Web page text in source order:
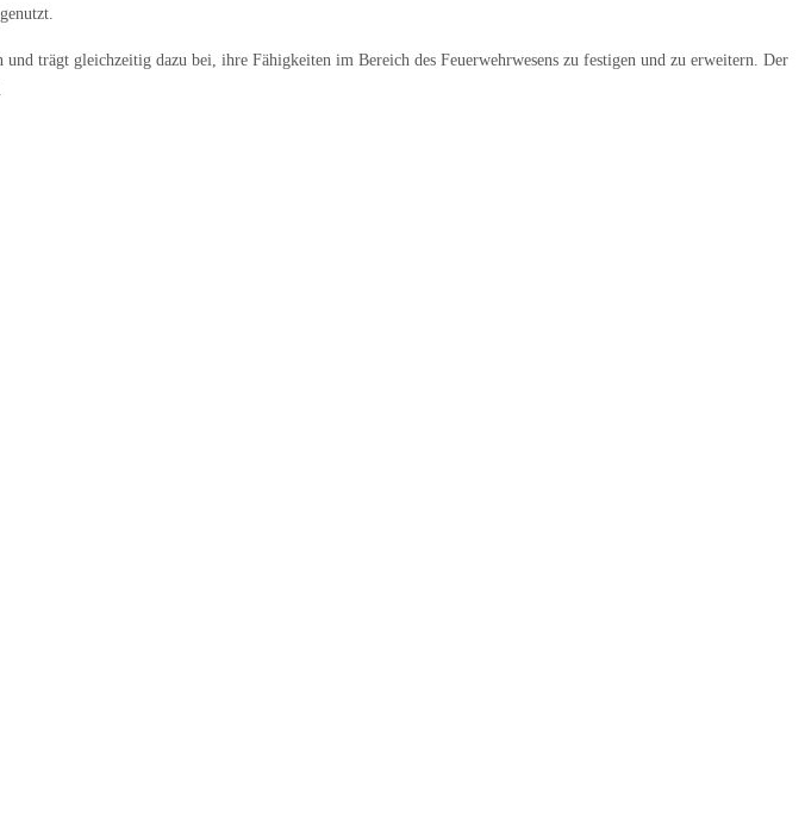
trägt gleichzeitig dazu bei, ihre Fähigkeiten im Bereich des Feuerwehrwesens zu festigen und zu erweitern. Der